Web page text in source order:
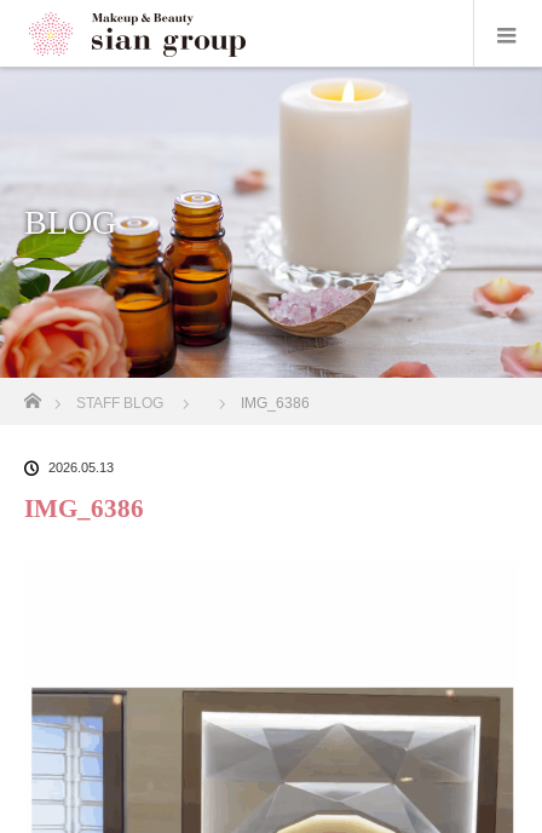
BLOG
ホーム
STAFF BLOG IMG_6386
2026.05.13
IMG_6386